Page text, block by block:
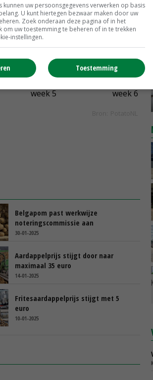
Belgapom past werkwijze
noteringscommissie aan
30-01-2025
Aardappelprijs stijgt door naar
maximaal 35 euro
14-01-2025
Fritesaardappelprijs stijgt met 5
euro
10-01-2025
kunnen uw persoonsgegevens verwerken op basis
U kunt hiertegen bezwaar maken door uw
Zoek onderaan deze pagina of in het
om uw toestemming te beheren of in te trekken
instellingen.
Toestemming